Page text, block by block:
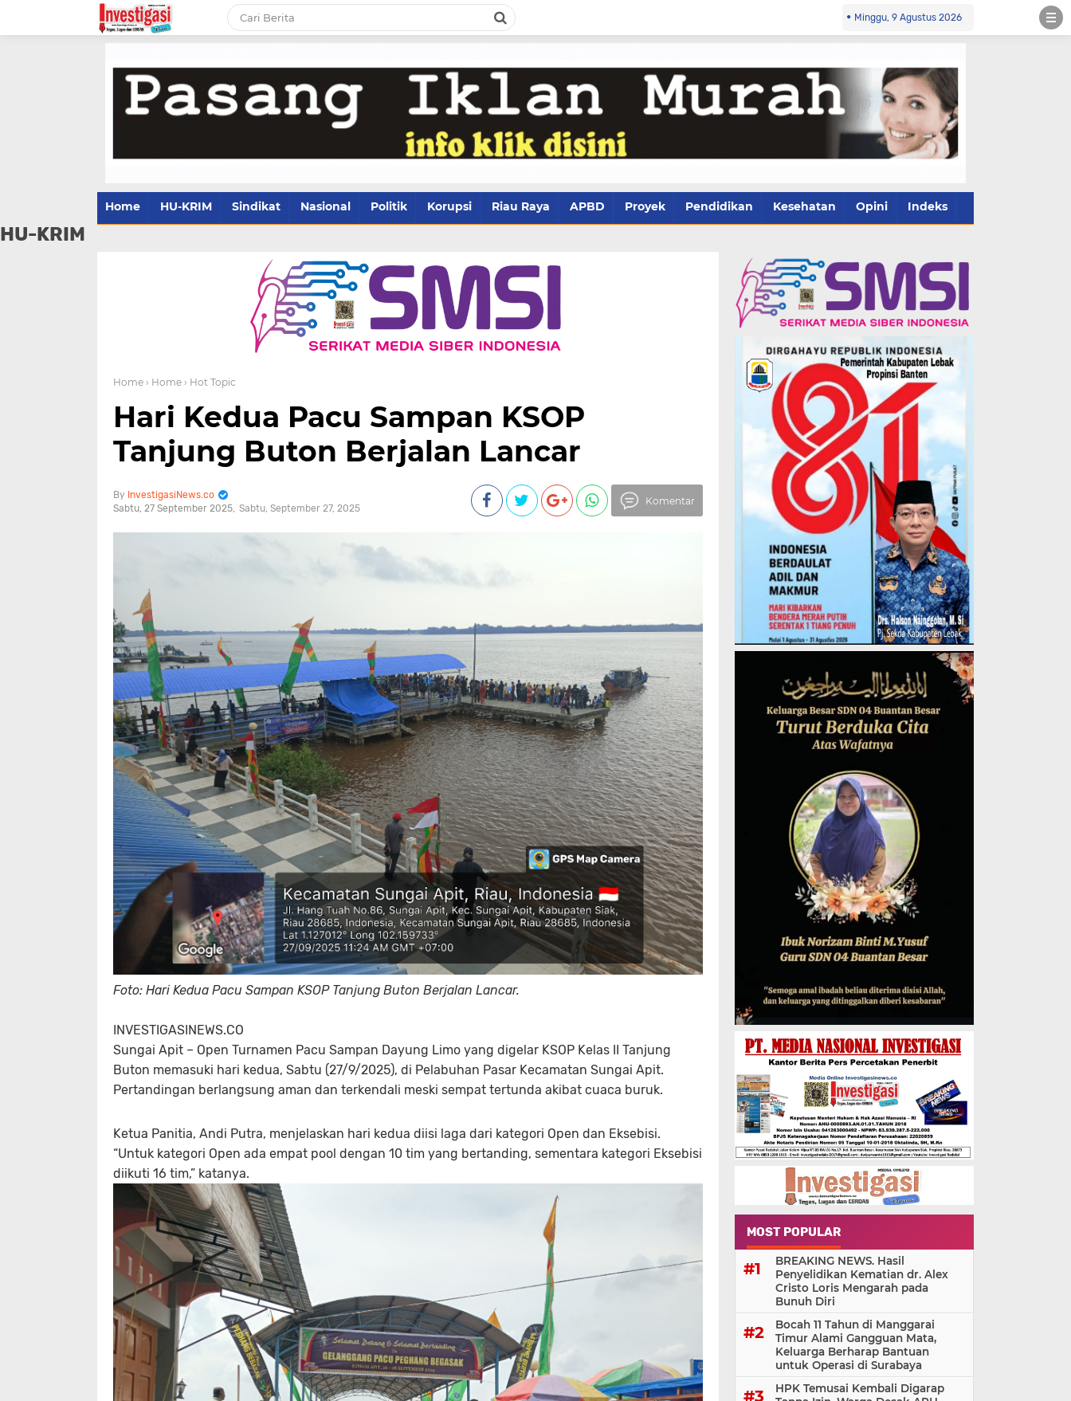
Minggu, 9 Agustus 2026
Home HU-KRIM Sindikat Nasional Politik Korupsi Riau Raya APBD Proyek Pendidikan Kesehatan Opini Indeks
HU-KRIM
Home › Home › Hot Topic
Hari Kedua Pacu Sampan KSOP
Tanjung Buton Berjalan Lancar
InvestigasiNews.co
Sabtu, 27 September 2025 Sabtu, September 27, 2025
Komentar
Foto: Hari Kedua Pacu Sampan KSOP Tanjung Buton Berjalan Lancar.
INVESTIGASINEWS.CO
Sungai Apit – Open Turnamen Pacu Sampan Dayung Limo yang digelar KSOP Kelas II Tanjung
Buton memasuki hari kedua, Sabtu (27/9/2025), di Pelabuhan Pasar Kecamatan Sungai Apit.
Pertandingan berlangsung aman dan terkendali meski sempat tertunda akibat cuaca buruk.
Ketua Panitia, Andi Putra, menjelaskan hari kedua diisi laga dari kategori Open dan Eksebisi.
“Untuk kategori Open ada empat pool dengan 10 tim yang bertanding, sementara kategori Eksebisi
diikuti 16 tim,” katanya.
MOST POPULAR
BREAKING NEWS. Hasil
Penyelidikan Kematian dr. Alex
Cristo Loris Mengarah pada
Bunuh Diri
Bocah 11 Tahun di Manggarai
Timur Alami Gangguan Mata,
Keluarga Berharap Bantuan
untuk Operasi di Surabaya
HPK Temusai Kembali Digarap